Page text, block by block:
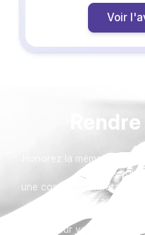
Voir
Honorez la mémoire de
vous
une composition florale,
message
Toutes nos options sont
pour vous aider à